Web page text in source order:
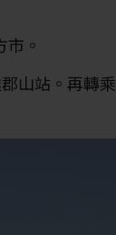
。
山站。再轉